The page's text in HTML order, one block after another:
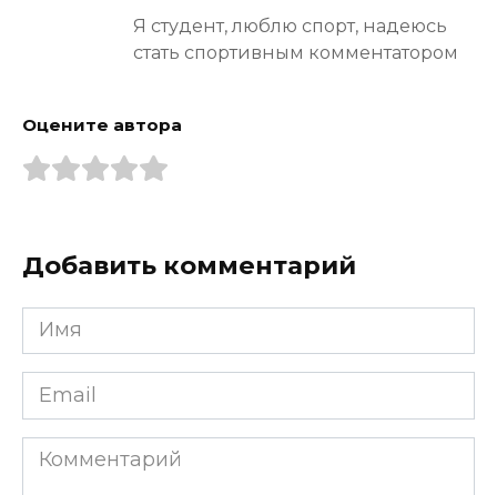
Я студент, люблю спорт, надеюсь
стать спортивным комментатором
Оцените автора
Добавить комментарий
Имя
*
Email
*
Комментарий